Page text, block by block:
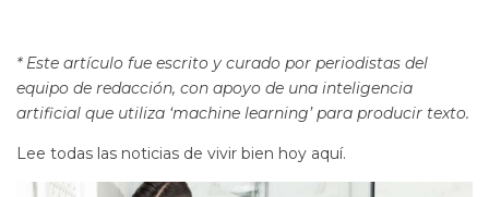
* Este artículo fue escrito y curado por periodistas del
equipo de redacción, con apoyo de una inteligencia
artificial que utiliza ‘machine learning’ para producir texto.
Lee todas las noticias de vivir bien hoy aquí.